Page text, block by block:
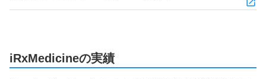
iRxMedicineの実績